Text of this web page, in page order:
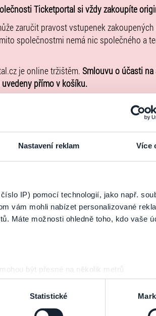
Nastavení reklam Více
IP) pomocí technologií, jako např.
vám mohli nabízet personalizované
Máte možnosti ohledně toho, kdo vaše
být přesné na několik metrů
charakteristiky (otisk prstu)
si předvolby v
části s podrobnostmi
cookie.
Statistické
Ticketportal si vždy zakoupíte
zaručit pravost vstupenek
společnostmi nemá nic společného a
je online tržištěm. Smlouvu o účasti
přímo v košíku.
smyslu čl. 30 odst. 1 písm. e) nařízení EU
pouze výrobky nebo služby, jež jsou v